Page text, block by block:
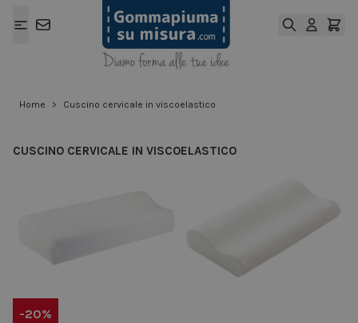
Home > Cuscino cervicale in viscoelastico
CUSCINO CERVICALE IN VISCOELASTICO
-20%